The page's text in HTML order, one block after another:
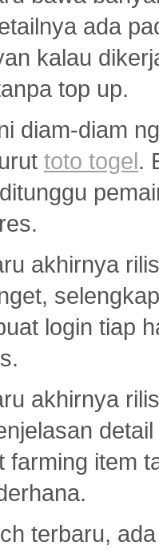
ada
kalau
top up.
diam-diam
toto togel.
akhirnya
login tiap
akhirnya
farming item
terbaru,